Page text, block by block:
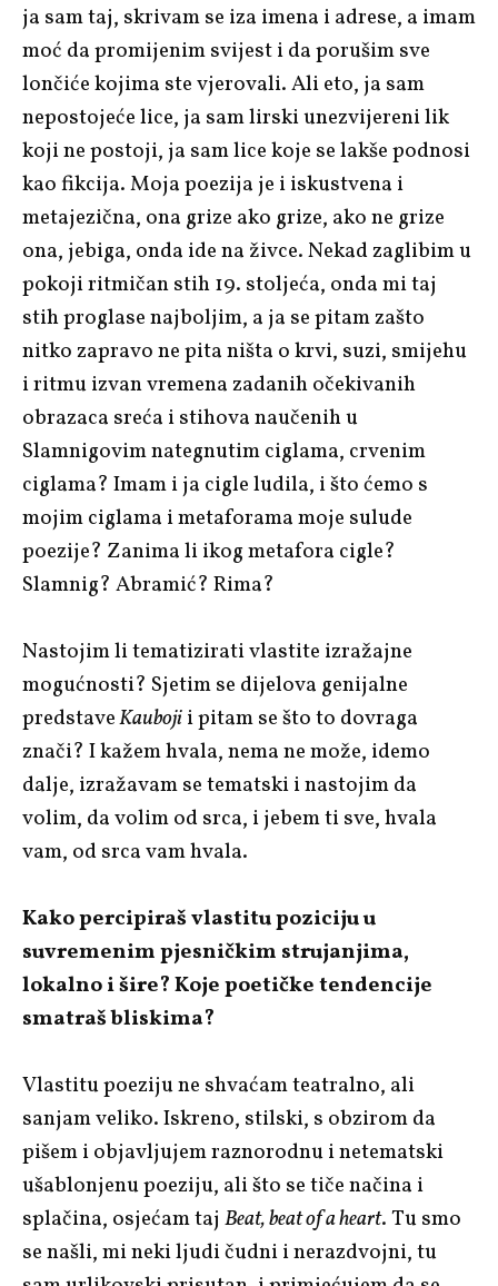
ja sam taj, skrivam se iza imena i adrese, a imam
moć da promijenim svijest i da porušim sve
lončiće kojima ste vjerovali. Ali eto, ja sam
nepostojeće lice, ja sam lirski unezvijereni lik
koji ne postoji, ja sam lice koje se lakše podnosi
kao fikcija. Moja poezija je i iskustvena i
metajezična, ona grize ako grize, ako ne grize
ona, jebiga, onda ide na živce. Nekad zaglibim u
pokoji ritmičan stih 19. stoljeća, onda mi taj
stih proglase najboljim, a ja se pitam zašto
nitko zapravo ne pita ništa o krvi, suzi, smijehu
i ritmu izvan vremena zadanih očekivanih
obrazaca sreća i stihova naučenih u
Slamnigovim nategnutim ciglama, crvenim
ciglama? Imam i ja cigle ludila, i što ćemo s
mojim ciglama i metaforama moje sulude
poezije? Zanima li ikog metafora cigle?
Slamnig? Abramić? Rima?
Nastojim li tematizirati vlastite izražajne
mogućnosti? Sjetim se dijelova genijalne
predstaveKaubojii pitam se što to dovraga
znači? I kažem hvala, nema ne može, idemo
dalje, izražavam se tematski i nastojim da
volim, da volim od srca, i jebem ti sve, hvala
vam, od srca vam hvala.
Kako percipiraš vlastitu poziciju u
suvremenim pjesničkim strujanjima,
lokalno i šire? Koje poetičke tendencije
smatraš bliskima?
Vlastitu poeziju ne shvaćam teatralno, ali
sanjam veliko. Iskreno, stilski, s obzirom da
pišem i objavljujem raznorodnu i netematski
ušablonjenu poeziju, ali što se tiče načina i
splačina, osjećam taj Beat, beat of a heart. Tu smo
se našli, mi neki ljudi čudni i nerazdvojni, tu